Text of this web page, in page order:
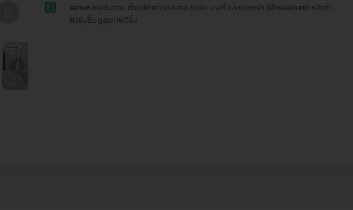
2
ผสานหลายขั้นตอน ตั้งแต่ทำความสะอาด ขัดผิว มาสก์ และนวดหน้า รู้สึกผ่อนคลาย หลังทำ
ผิวชุ่มชื้น ดูสุขภาพดีขึ้น